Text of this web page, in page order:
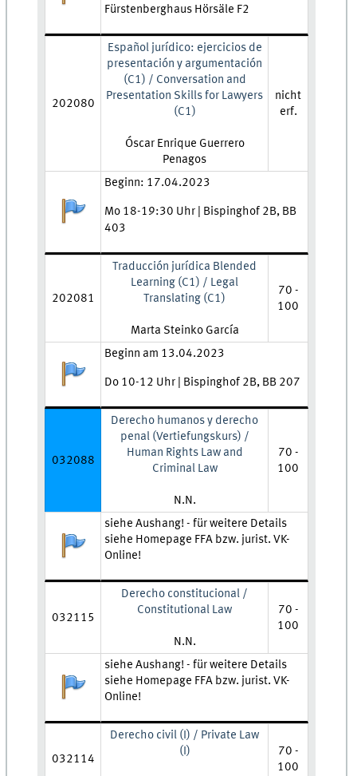
Fürstenberghaus Hörsäle F2
202080
Español jurídico: ejercicios de
presentación y argumentación
(C1) / Conversation and
Presentation Skills for Lawyers
(C1)
Lehrkraft:
Óscar Enrique Guerrero
Penagos
nicht
erf.
Anmeldestatus:
Zeit und Ort:
Beginn: 17.04.2023
Mo 18-19:30 Uhr | Bispinghof 2B, BB
403
202081
Traducción jurídica Blended
Learning (C1) / Legal
Translating (C1)
Lehrkraft:
Marta Steinko García
70 -
100
Anmeldestatus:
Zeit und Ort:
Beginn am 13.04.2023
Do 10-12 Uhr | Bispinghof 2B, BB 207
032088
Derecho humanos y derecho
penal (Vertiefungskurs) /
Human Rights Law and
Criminal Law
Lehrkraft:
N.N.
70 -
100
Anmeldestatus:
Zeit und Ort:
siehe Aushang! - für weitere Details
siehe Homepage FFA bzw. jurist. VK-
Online!
032115
Derecho constitucional /
Constitutional Law
Lehrkraft:
N.N.
70 -
100
Anmeldestatus:
Zeit und Ort:
siehe Aushang! - für weitere Details
siehe Homepage FFA bzw. jurist. VK-
Online!
032114
Derecho civil (I) / Private Law
(I)
70 -
100